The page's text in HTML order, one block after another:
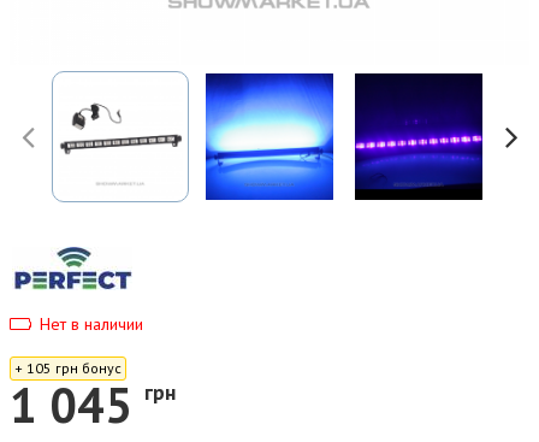
Нет в наличии
+ 105 грн бонус
1 045 грн